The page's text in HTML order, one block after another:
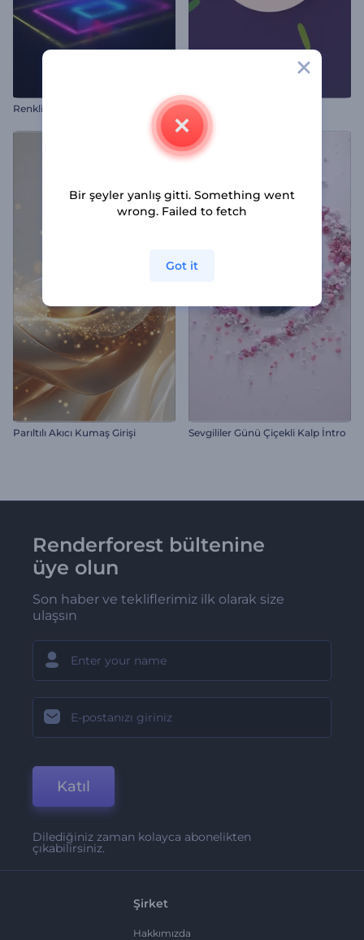
Renkli Hologram Logo Gösterimi Hareketli Görseller İntro
Parıltılı Akıcı Kumaş Girişi Sevgililer Günü Çiçekli Kalp İntro
Renderforest bültenine
üye olun
Son haber ve tekliflerimiz ilk olarak size
ulaşsın
Katıl
Dilediğiniz zaman kolayca abonelikten
çıkabilirsiniz.
Şirket
Hakkımızda
Bir şeyler yanlış gitti. Something went
wrong. Failed to fetch
Got it